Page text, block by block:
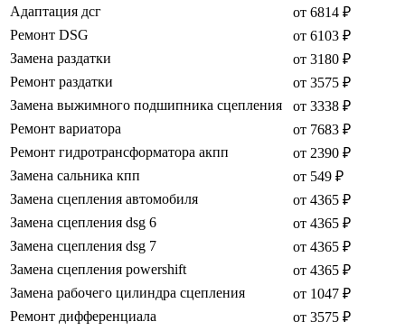
Адаптация дсг
от 6814 ₽
Ремонт DSG
от 6103 ₽
Замена раздатки
от 3180 ₽
Ремонт раздатки
от 3575 ₽
Замена выжимного подшипника сцепления
от 3338 ₽
Ремонт вариатора
от 7683 ₽
Ремонт гидротрансформатора акпп
от 2390 ₽
Замена сальника кпп
от 549 ₽
Замена сцепления автомобиля
от 4365 ₽
Замена сцепления dsg 6
от 4365 ₽
Замена сцепления dsg 7
от 4365 ₽
Замена сцепления powershift
от 4365 ₽
Замена рабочего цилиндра сцепления
от 1047 ₽
Ремонт дифференциала
от 3575 ₽